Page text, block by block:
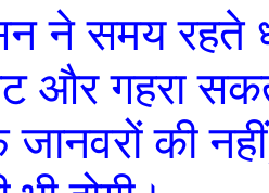
ने समय रहते
और गहरा
जानवरों की